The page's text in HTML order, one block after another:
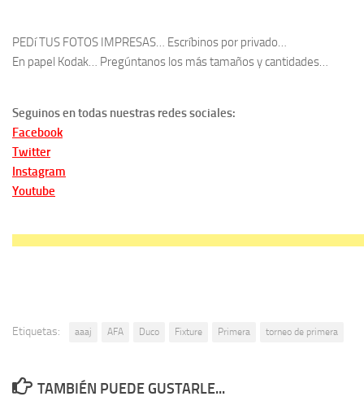
PEDí TUS FOTOS IMPRESAS… Escríbinos por privado…
En papel Kodak… Pregúntanos los más tamaños y cantidades…
Seguinos en todas nuestras redes sociales:
Facebook
Twitter
Instagram
Youtube
Etiquetas: aaaj AFA Duco Fixture Primera torneo de primera
TAMBIÉN PUEDE GUSTARLE...